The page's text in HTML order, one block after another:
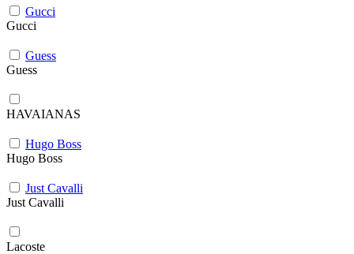
Gucci
Gucci
Guess
Guess
HAVAIANAS
Hugo Boss
Hugo Boss
Just Cavalli
Just Cavalli
Lacoste